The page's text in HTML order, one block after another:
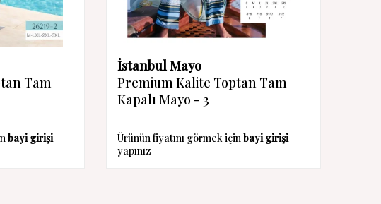
Tam
bayi girişi
İstanbul Mayo
Premium Kalite Toptan Tam
Kapalı Mayo - 3
Ürünün fiyatını görmek içinbayi girişi
yapınız